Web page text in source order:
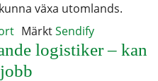
växa utomlands.
MärktSendify
logistiker – kan